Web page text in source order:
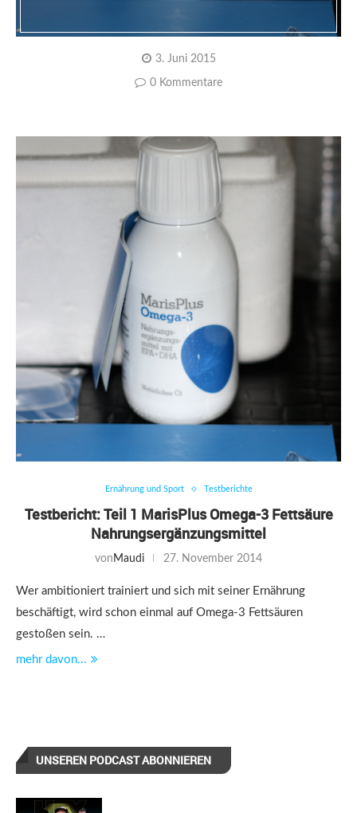
3. Juni 2015
0 Kommentare
Ernährung und Sport Testberichte
Testbericht: Teil 1 MarisPlus Omega-3 Fettsäure
Nahrungsergänzungsmittel
von Maudi 27. November 2014
Wer ambitioniert trainiert und sich mit seiner Ernährung
beschäftigt, wird schon einmal auf Omega-3 Fettsäuren
gestoßen sein. …
mehr davon...
UNSEREN PODCAST ABONNIEREN